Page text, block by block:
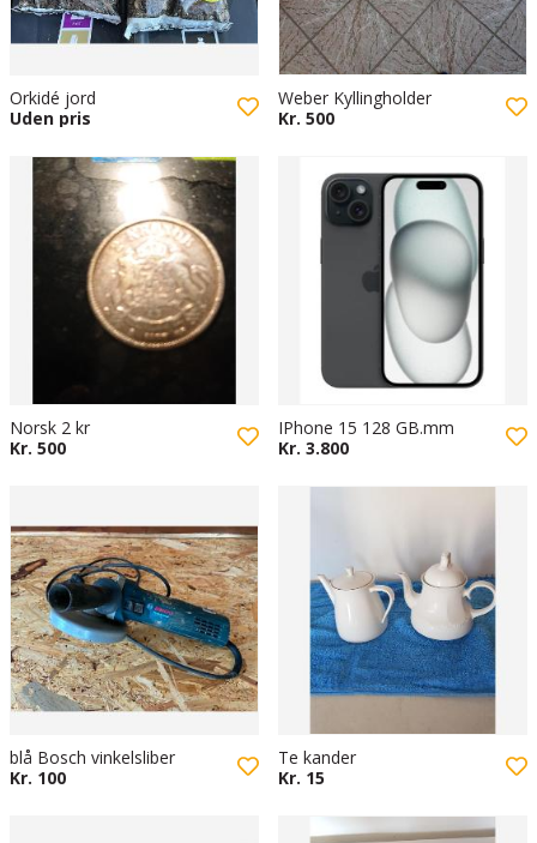
Orkidé jord
Uden pris
Weber Kyllingholder
Kr. 500
Norsk 2 kr
Kr. 500
IPhone 15 128 GB.mm
Kr. 3.800
blå Bosch vinkelsliber
Kr. 100
Te kander
Kr. 15